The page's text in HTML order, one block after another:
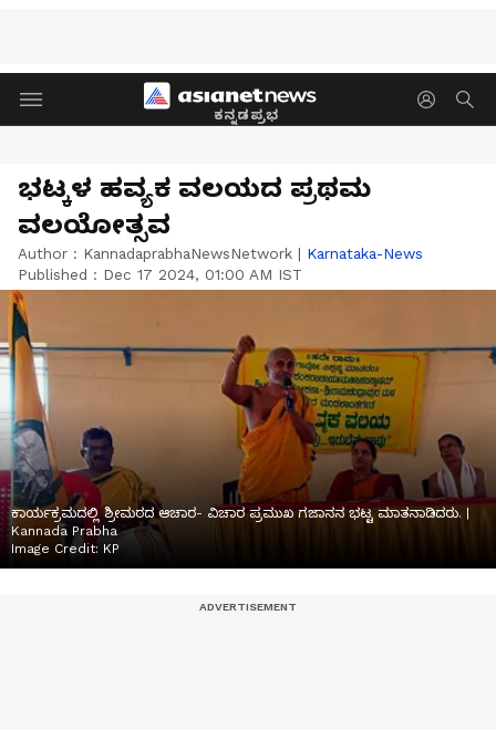
ಕನ್ನಡಪ್ರಭ
ಭಟ್ಕಳ ಹವ್ಯಕ ವಲಯದ ಪ್ರಥಮ
ವಲಯೋತ್ಸವ
Author : KannadaprabhaNewsNetwork | Karnataka-News
Published : Dec 17 2024, 01:00 AM IST
ಕಾರ್ಯಕ್ರಮದಲ್ಲಿ ಶ್ರೀಮಠದ ಆಚಾರ- ವಿಚಾರ ಪ್ರಮುಖ ಗಜಾನನ ಭಟ್ಟ ಮಾತನಾಡಿದರು. |
Kannada Prabha
Image Credit: KP